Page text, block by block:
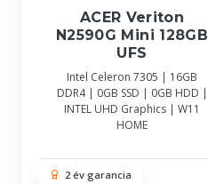
ACER Veriton
N2590G Mini 128GB
UFS
Intel Celeron 7305 | 16GB
DDR4 | 0GB SSD | 0GB HDD |
INTEL UHD Graphics | W11
HOME
2 év garancia